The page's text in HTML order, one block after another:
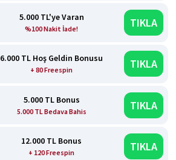
5.000 TL'ye Varan
%100 Nakit İade! TIKLA
6.000 TL Hoş Geldin Bonusu
+ 80 Freespin TIKLA
5.000 TL Bonus
5.000 TL Bedava Bahis TIKLA
12.000 TL Bonus
+ 120 Freespin TIKLA